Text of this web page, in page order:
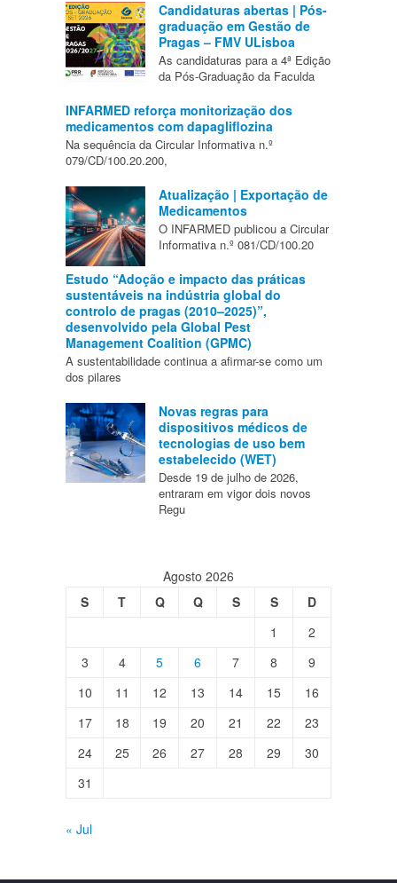
Candidaturas abertas | Pós-
graduação em Gestão de
Pragas – FMV ULisboa
As candidaturas para a 4ª Edição
da Pós-Graduação da Faculda
INFARMED reforça monitorização dos
medicamentos com dapagliflozina
Na sequência da Circular Informativa n.º
079/CD/100.20.200,
Atualização | Exportação de
Medicamentos
O INFARMED publicou a Circular
Informativa n.º 081/CD/100.20
Estudo “Adoção e impacto das práticas
sustentáveis na indústria global do
controlo de pragas (2010–2025)”,
desenvolvido pela Global Pest
Management Coalition (GPMC)
A sustentabilidade continua a afirmar-se como um
dos pilares
Novas regras para
dispositivos médicos de
tecnologias de uso bem
estabelecido (WET)
Desde 19 de julho de 2026,
entraram em vigor dois novos
Regu
Agosto 2026
S
T Q Q S S
D
1
2
3
4 5 6 7 8
9
10
11 12 13 14 15
16
17
18 19 20 21 22
23
24
25 26 27 28 29
30
31
« Jul